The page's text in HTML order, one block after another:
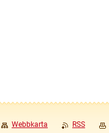
Webbkarta RSS